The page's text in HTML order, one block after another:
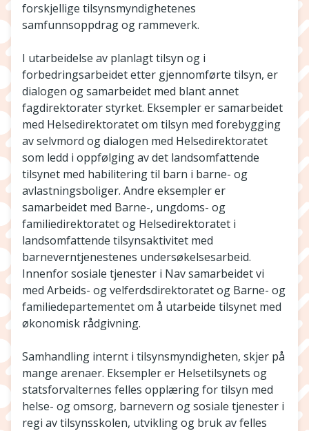
forskjellige tilsynsmyndighetenes
samfunnsoppdrag og rammeverk.
I utarbeidelse av planlagt tilsyn og i
forbedringsarbeidet etter gjennomførte tilsyn, er
dialogen og samarbeidet med blant annet
fagdirektorater styrket. Eksempler er samarbeidet
med Helsedirektoratet om tilsyn med forebygging
av selvmord og dialogen med Helsedirektoratet
som ledd i oppfølging av det landsomfattende
tilsynet med habilitering til barn i barne- og
avlastningsboliger. Andre eksempler er
samarbeidet med Barne-, ungdoms- og
familiedirektoratet og Helsedirektoratet i
landsomfattende tilsynsaktivitet med
barneverntjenestenes undersøkelsesarbeid.
Innenfor sosiale tjenester i Nav samarbeidet vi
med Arbeids- og velferdsdirektoratet og Barne- og
familiedepartementet om å utarbeide tilsynet med
økonomisk rådgivning.
Samhandling internt i tilsynsmyndigheten, skjer på
mange arenaer. Eksempler er Helsetilsynets og
statsforvalternes felles opplæring for tilsyn med
helse- og omsorg, barnevern og sosiale tjenester i
regi av tilsynsskolen, utvikling og bruk av felles